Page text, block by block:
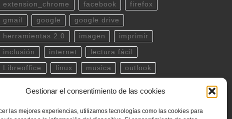
Gestionar el consentimiento de las cookies
las mejores experiencias, utilizamos tecnologías como las cookies para
extension_chrome facebook firefox
gmail google google drive
herramientas 2.0 imagen imprimir
inclusión internet lectura fácil
Libreoffice linux musica outlook
twitter ubuntu video WhatsApp